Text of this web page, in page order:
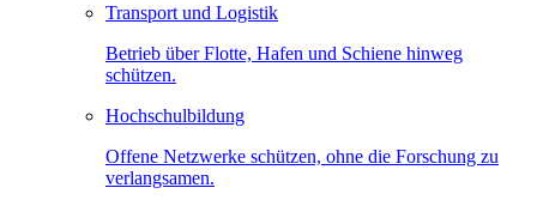
Transport und Logistik
Betrieb über Flotte, Hafen und Schiene hinweg
schützen.
Hochschulbildung
Offene Netzwerke schützen, ohne die Forschung zu
verlangsamen.